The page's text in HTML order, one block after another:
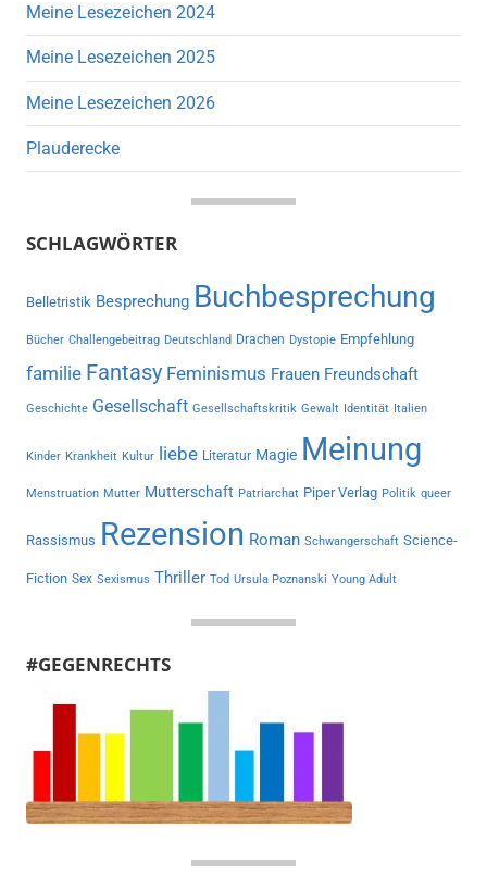
Meine Lesezeichen 2024
Meine Lesezeichen 2025
Meine Lesezeichen 2026
Plauderecke
SCHLAGWÖRTER
Belletristik Besprechung Buchbesprechung
Bücher Challengebeitrag Deutschland Drachen Dystopie Empfehlung
familie Fantasy Feminismus Frauen Freundschaft
Geschichte Gesellschaft Gesellschaftskritik Gewalt Identität Italien
Kinder Krankheit Kultur liebe Literatur Magie Meinung
Menstruation Mutter Mutterschaft Patriarchat Piper Verlag Politik queer
Rassismus Rezension Roman Schwangerschaft Science-
Fiction Sex Sexismus Thriller Tod Ursula Poznanski Young Adult
#GEGENRECHTS